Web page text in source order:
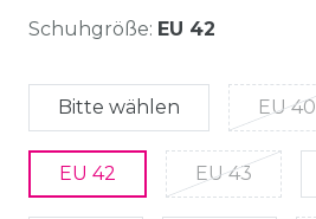
Schuhgröße: EU 42
Bitte wählen EU 40
EU 42 EU 43